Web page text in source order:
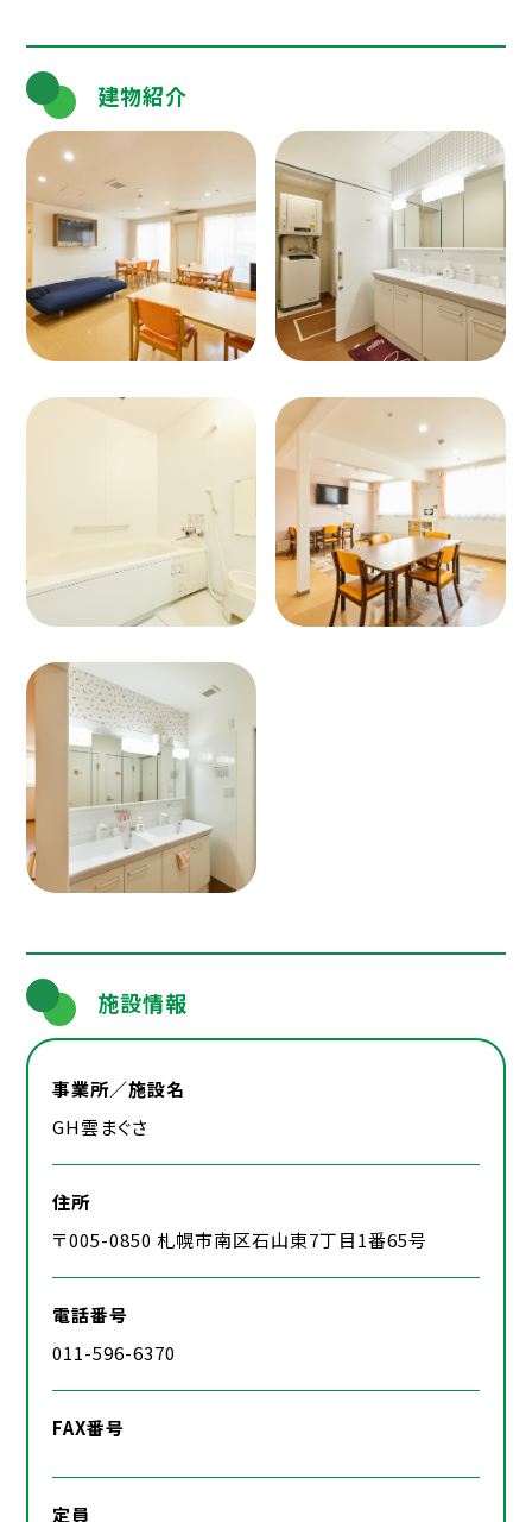
建物紹介
施設情報
事業所／施設名
GH雲まぐさ
住所
〒005-0850 札幌市南区石山東7丁目1番65号
電話番号
011-596-6370
FAX番号
定員